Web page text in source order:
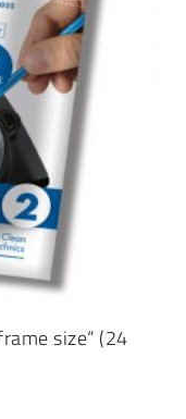
size“ (24